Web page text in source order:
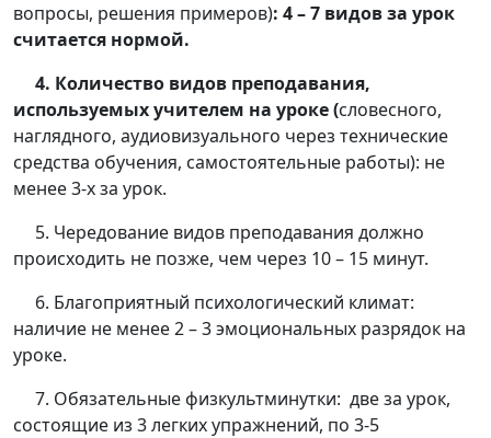
вопросы, решения примеров): 4 – 7 видов за урок
считается нормой.
4. Количество видов преподавания,
используемых учителем на уроке (словесного,
наглядного, аудиовизуального через технические
средства обучения, самостоятельные работы): не
менее 3-х за урок.
5. Чередование видов преподавания должно
происходить не позже, чем через 10 – 15 минут.
6. Благоприятный психологический климат:
наличие не менее 2 – 3 эмоциональных разрядок на
уроке.
7. Обязательные физкультминутки: две за урок,
состоящие из 3 легких упражнений, по 3-5